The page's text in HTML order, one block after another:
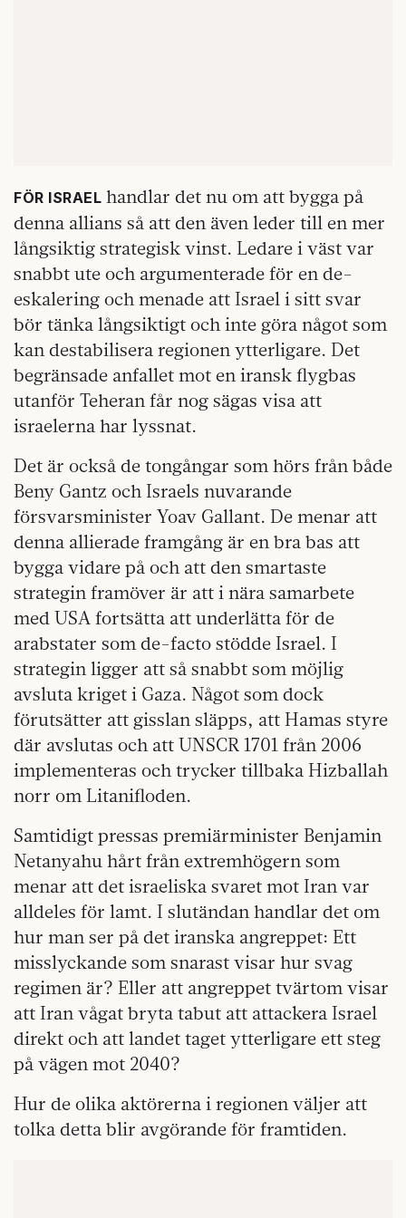
FÖR ISRAEL handlar det nu om att bygga på
denna allians så att den även leder till en mer
långsiktig strategisk vinst. Ledare i väst var
snabbt ute och argumenterade för en de-
eskalering och menade att Israel i sitt svar
bör tänka långsiktigt och inte göra något som
kan destabilisera regionen ytterligare. Det
begränsade anfallet mot en iransk flygbas
utanför Teheran får nog sägas visa att
israelerna har lyssnat.
Det är också de tongångar som hörs från både
Beny Gantz och Israels nuvarande
försvarsminister Yoav Gallant. De menar att
denna allierade framgång är en bra bas att
bygga vidare på och att den smartaste
strategin framöver är att i nära samarbete
med USA fortsätta att underlätta för de
arabstater som de-facto stödde Israel. I
strategin ligger att så snabbt som möjlig
avsluta kriget i Gaza. Något som dock
förutsätter att gisslan släpps, att Hamas styre
där avslutas och att UNSCR 1701 från 2006
implementeras och trycker tillbaka Hizballah
norr om Litanifloden.
Samtidigt pressas premiärminister Benjamin
Netanyahu hårt från extremhögern som
menar att det israeliska svaret mot Iran var
alldeles för lamt. I slutändan handlar det om
hur man ser på det iranska angreppet: Ett
misslyckande som snarast visar hur svag
regimen är? Eller att angreppet tvärtom visar
att Iran vågat bryta tabut att attackera Israel
direkt och att landet taget ytterligare ett steg
på vägen mot 2040?
Hur de olika aktörerna i regionen väljer att
tolka detta blir avgörande för framtiden.